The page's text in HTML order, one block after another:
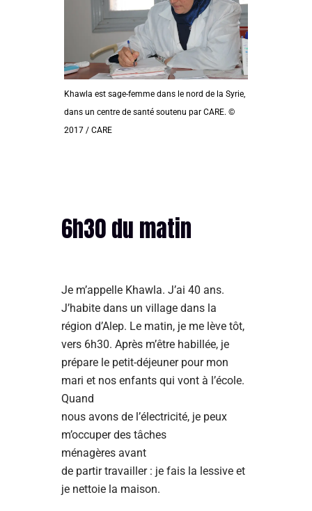
Khawla est sage-femme dans le nord de la Syrie,
dans un centre de santé soutenu par CARE. ©
2017 / CARE
6h30 du matin
Je m’appelle Khawla. J’ai 40 ans.
J’habite dans un village dans la
région d’Alep. Le matin, je me lève tôt,
vers 6h30. Après m’être habillée, je
prépare le petit-déjeuner pour mon
mari et nos enfants qui vont à l’école.
Quand
nous avons de l’électricité, je peux
m’occuper des tâches
ménagères avant
de partir travailler : je fais la lessive et
je nettoie la maison.